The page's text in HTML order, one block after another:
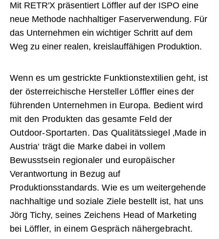
Mit RETR'X präsentiert Löffler auf der ISPO eine
neue Methode nachhaltiger Faserverwendung. Für
das Unternehmen ein wichtiger Schritt auf dem
Weg zu einer realen, kreislauffähigen Produktion.
Wenn es um gestrickte Funktionstextilien geht, ist
der österreichische Hersteller Löffler eines der
führenden Unternehmen in Europa. Bedient wird
mit den Produkten das gesamte Feld der
Outdoor-Sportarten. Das Qualitätssiegel ‚Made in
Austria‘ trägt die Marke dabei in vollem
Bewusstsein regionaler und europäischer
Verantwortung in Bezug auf
Produktionsstandards. Wie es um weitergehende
nachhaltige und soziale Ziele bestellt ist, hat uns
Jörg Tichy, seines Zeichens Head of Marketing
bei Löffler, in einem Gespräch nähergebracht.